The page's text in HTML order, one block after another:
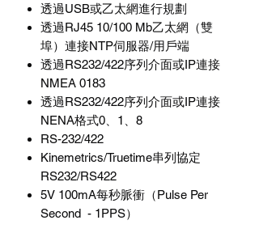
透過USB或乙太網進行規劃
透過RJ45 10/100 Mb乙太網（雙
埠）連接NTP伺服器/用戶端
透過RS232/422序列介面或IP連接
NMEA 0183
透過RS232/422序列介面或IP連接
NENA格式0、1、8
RS-232/422
Kinemetrics/Truetime串列協定
RS232/RS422
5V 100mA每秒脈衝（Pulse Per
Second - 1PPS）